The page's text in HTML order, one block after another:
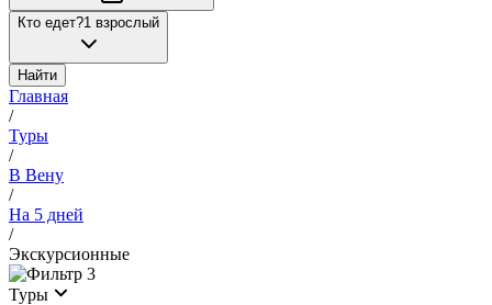
Кто едет?1 взрослый
Найти
Главная
/
Туры
/
В Вену
/
На 5 дней
/
Экскурсионные
3
Туры